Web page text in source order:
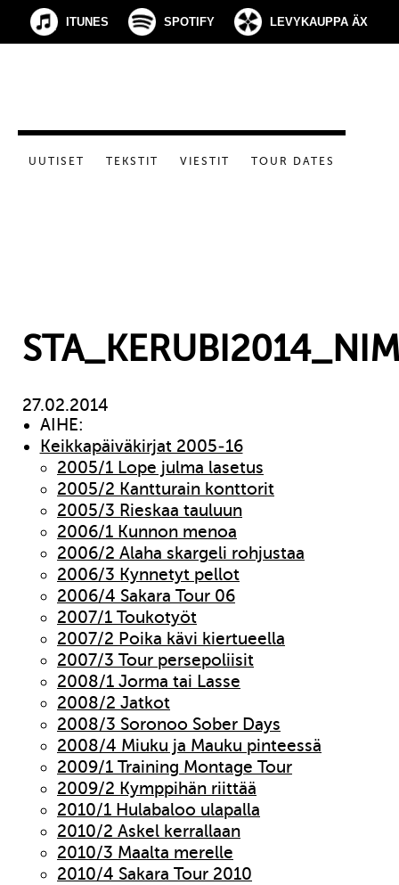
ITUNES SPOTIFY LEVYKAUPPA ÄX
UUTISET TEKSTIT VIESTIT TOUR DATES
27.02.2014
AIHE:
Keikkapäiväkirjat 2005-16
2005/1 Lope julma lasetus
2005/2 Kantturain konttorit
2005/3 Rieskaa tauluun
2006/1 Kunnon menoa
2006/2 Alaha skargeli rohjustaa
2006/3 Kynnetyt pellot
2006/4 Sakara Tour 06
2007/1 Toukotyöt
2007/2 Poika kävi kiertueella
2007/3 Tour persepoliisit
2008/1 Jorma tai Lasse
2008/2 Jatkot
2008/3 Soronoo Sober Days
2008/4 Miuku ja Mauku pinteessä
2009/1 Training Montage Tour
2009/2 Kymppihän riittää
2010/1 Hulabaloo ulapalla
2010/2 Askel kerrallaan
2010/3 Maalta merelle
2010/4 Sakara Tour 2010